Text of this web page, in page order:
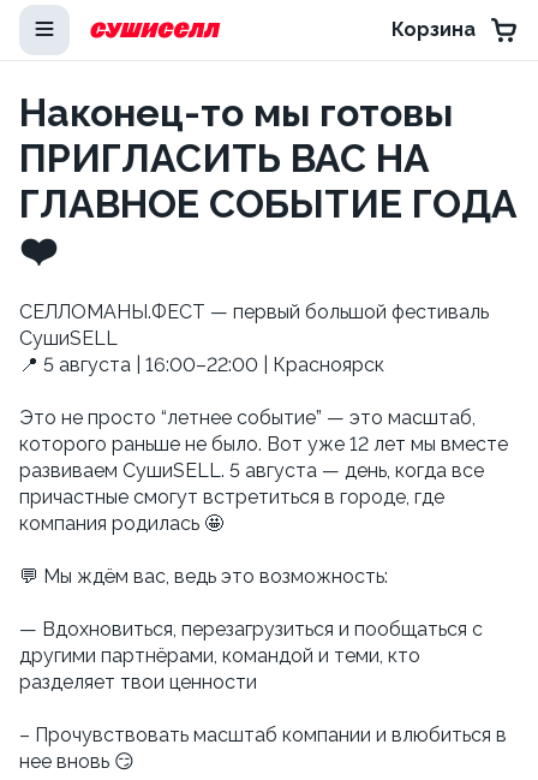
Корзина
Наконец-то мы готовы
ПРИГЛАСИТЬ ВАС НА
ГЛАВНОЕ СОБЫТИЕ ГОДА
❤️
СЕЛЛОМАНЫ.ФЕСТ — первый большой фестиваль
СушиSELL
📍 5 августа | 16:00–22:00 | Красноярск
Это не просто “летнее событие” — это масштаб,
которого раньше не было. Вот уже 12 лет мы вместе
развиваем СушиSELL. 5 августа — день, когда все
причастные смогут встретиться в городе, где
компания родилась 🤩
💬 Мы ждём вас, ведь это возможность:
— Вдохновиться, перезагрузиться и пообщаться с
другими партнёрами, командой и теми, кто
разделяет твои ценности
– Прочувствовать масштаб компании и влюбиться в
нее вновь 😏